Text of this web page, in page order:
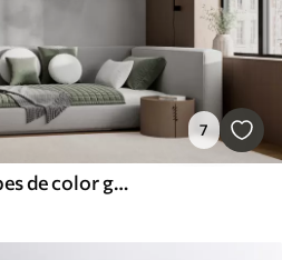
7
Gran luna entre las nubes de color gris estilo loft